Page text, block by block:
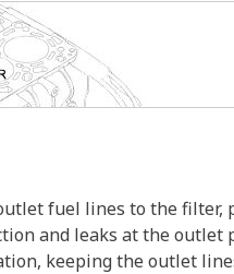
fuel lines to the
and leaks at the
keeping the outlet